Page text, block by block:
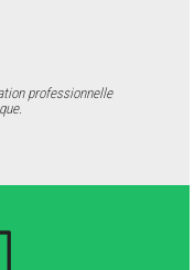
professionnelle